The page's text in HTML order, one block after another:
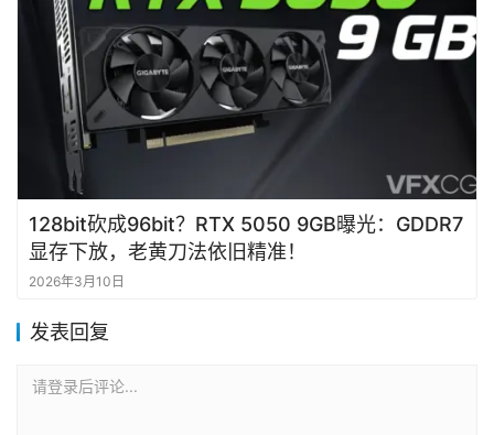
128bit砍成96bit？RTX 5050 9GB曝光：GDDR7
显存下放，老黄刀法依旧精准！
2026年3月10日
发表回复
请登录后评论...